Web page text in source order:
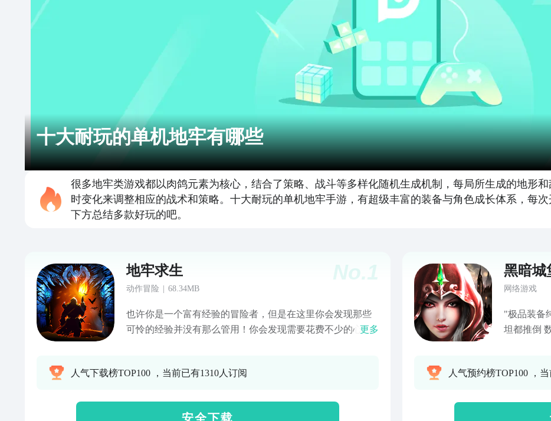
十大耐玩的单机地牢有哪些
很多地牢类游戏都以肉鸽元素为核心，结合了策略、战斗等多样化随机生成机制，每局所生成的地形
时变化来调整相应的战术和策略。十大耐玩的单机地牢手游，有超级丰富的装备与角色成长体系，每
下方总结多款好玩的吧。
No.1
地牢求生
动作冒险 68.34MB
也许你是一个富有经验的冒险者，但是在这里你会发现那些
可怜的经验并没有那么管用！你会发现需要花费不少的心血
陷阱的道具，踩中陷阱的英雄染上了恶疾或变成了精神病
BOSS。 你打算碾压一堆看似弱小的虫子，却发现它们竟然
更多
人气下载榜TOP100 ，当前已有1310人订阅
安 全 下 载
黑暗城
网络游戏
"极品装备
坦都推倒
来越弱，
人气预约榜TOP100 ，